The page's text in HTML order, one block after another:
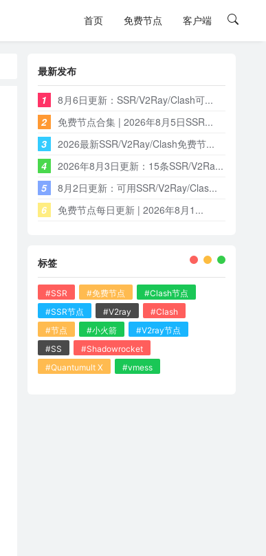
首页 免费节点 客户端
最新发布
1
8月6日更新：SSR/V2Ray/Clash可...
2
免费节点合集 | 2026年8月5日SSR...
3
2026最新SSR/V2Ray/Clash免费节...
4
2026年8月3日更新：15条SSR/V2Ra...
5
8月2日更新：可用SSR/V2Ray/Clas...
6
免费节点每日更新 | 2026年8月1...
标签
#SSR #免费节点
#Clash节点
#SSR节点
#V2ray
#Clash
#节点
#小火箭
#V2ray节点
#SS
#Shadowrocket
#Quantumult X
#vmess